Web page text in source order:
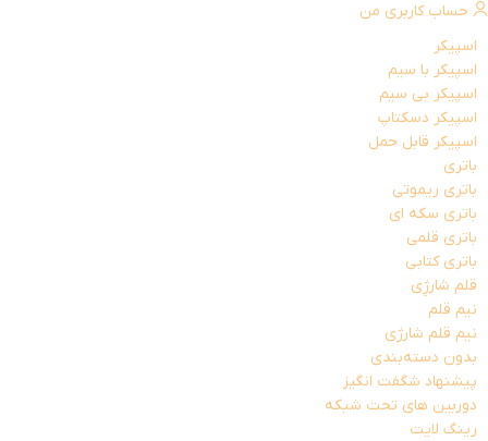
حساب کاربری من
اسپیکر
اسپیکر با سیم
اسپیکر بی سیم
اسپیکر دسکتاپ
اسپیکر قابل حمل
باتری
باتری ریموتی
باتری سکه ای
باتری قلمی
باتری کتابی
قلم شارژِی
نیم قلم
نیم قلم شارژی
بدون دسته‌بندی
پیشنهاد شگفت انگیز
دوربین های تحت شبکه
رینگ لایت